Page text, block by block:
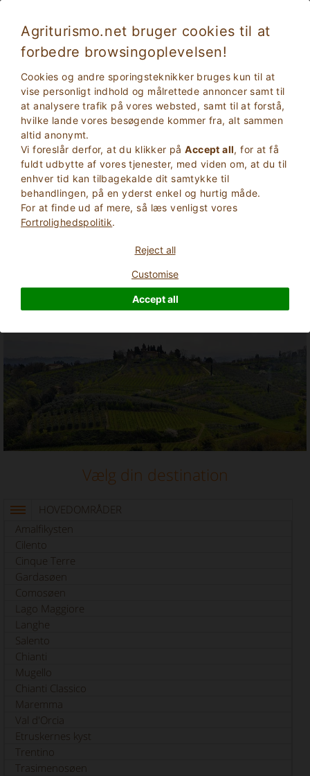
Agriturismo.net bruger cookies til at
forbedre browsingoplevelsen!
Cookies og andre sporingsteknikker bruges kun til at
vise personligt indhold og målrettede annoncer samt til
at analysere trafik på vores websted, samt til at forstå,
hvilke lande vores besøgende kommer fra, alt sammen
altid anonymt.
Vi foreslår derfor, at du klikker påAccept all, for at få
fuldt udbytte af vores tjenester, med viden om, at du til
enhver tid kan tilbagekalde dit samtykke til
behandlingen, på en yderst enkel og hurtig måde.
For at finde ud af mere, så læs venligst vores
Fortrolighedspolitik.
Reject all
Customise
Accept all
2Voksne
0Børn SØG
Ferieudlejning i Chianti
Vælg din destination
HOVEDOMRÅDER
Amalfikysten
Cilento
Cinque Terre
Gardasøen
Comosøen
Lago Maggiore
Langhe
Salento
Chianti
Mugello
Chianti Classico
Maremma
Val d'Orcia
Etruskernes kyst
Trentino
Trasimenosøen